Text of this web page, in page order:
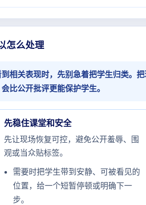
怎么处理
相关表现时，先别急着把学生归类。
比公开批评更能保护学生。
先稳住课堂和安全
先让现场恢复可控，避免公开羞辱、围
观或当众贴标签。
需要时把学生带到安静、可被看见的
位置，给一个短暂停顿或明确下一
步。